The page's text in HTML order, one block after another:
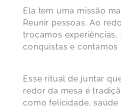
Ela tem uma missão
Reunir pessoas. Ao
trocamos experiências,
conquistas e contamos
Esse ritual de juntar
redor da mesa é
como felicidade, saúde